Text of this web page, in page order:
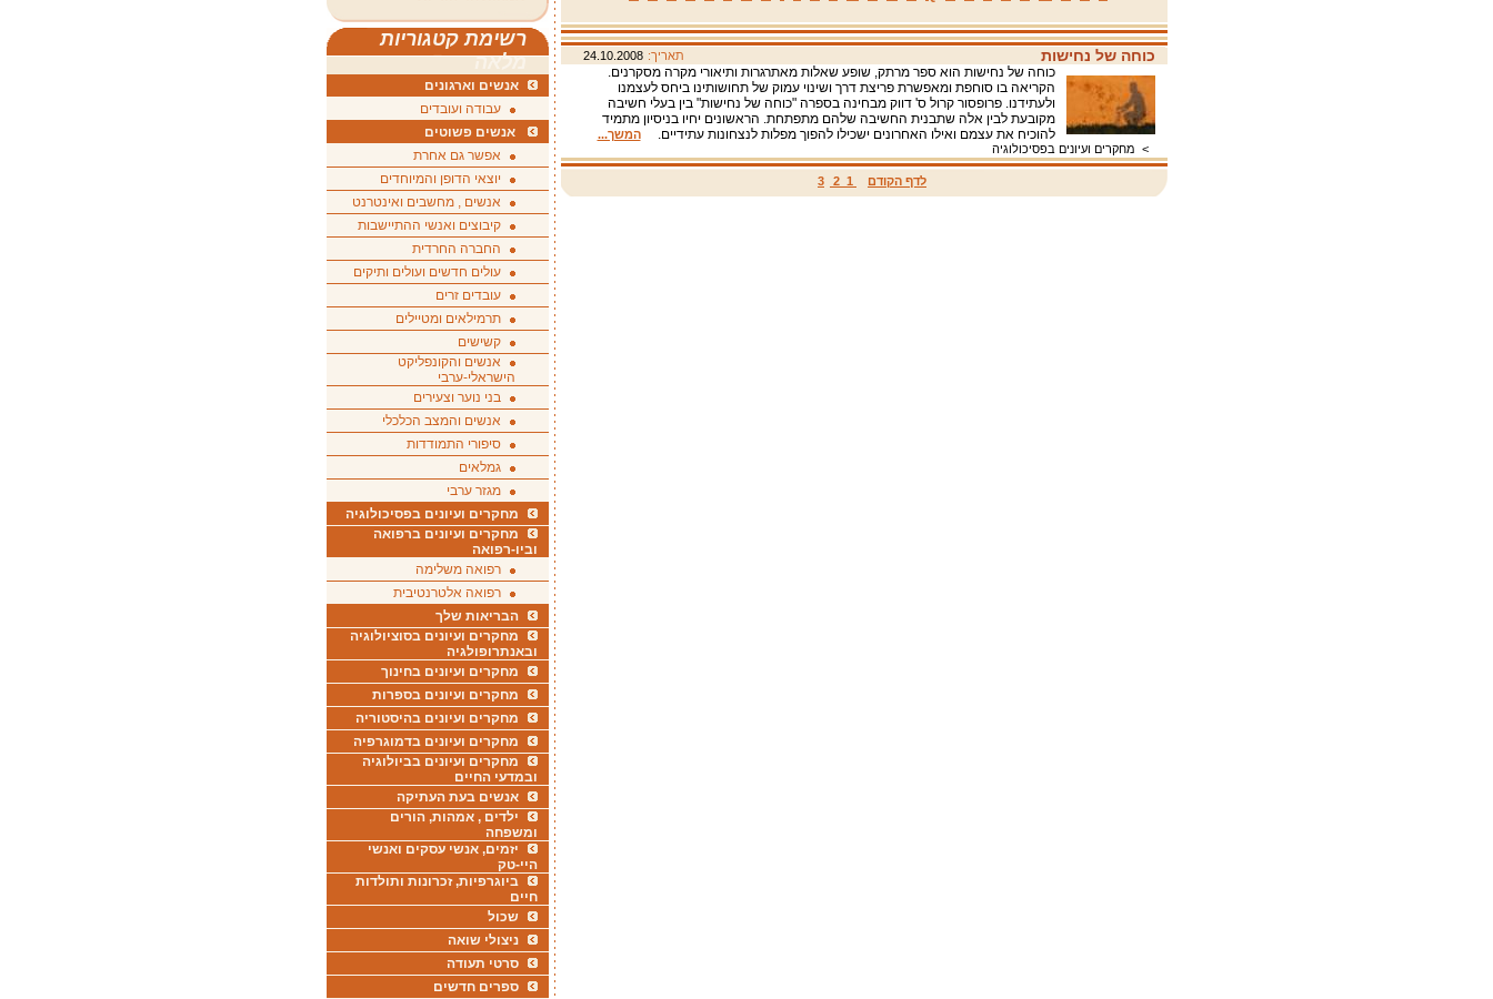
כוחה של נחישות תאריך: 24.10.2008
כוחה של נחישות הוא ספר מרתק, שופע שאלות מאתרגרות ותיאורי מקרה מסקרנים.
הקריאה בו סוחפת ומאפשרת פריצת דרך ושינוי עמוק של תחושותינו ביחס לעצמנו
ולעתידנו. פרופסור קרול ס' דווק מבחינה בספרה "כוחה של נחישות" בין בעלי חשיבה
מקובעת לבין אלה שתבנית החשיבה שלהם מתפתחת. הראשונים יחיו בניסיון מתמיד
להוכיח את עצמם ואילו האחרונים ישכילו להפוך מפלות לנצחונות עתידיים.המשך...
> מחקרים ועיונים בפסיכולוגיה
לדף הקודם 1
2
3
רשימת קטגוריות
מלאה
אנשים וארגונים
עבודה ועובדים
אנשים פשוטים
אפשר גם אחרת
יוצאי הדופן והמיוחדים
אנשים , מחשבים ואינטרנט
קיבוצים ואנשי ההתיישבות
החברה החרדית
עולים חדשים ועולים ותיקים
עובדים זרים
תרמילאים ומטיילים
קשישים
אנשים והקונפליקט
הישראלי-ערבי
בני נוער וצעירים
אנשים והמצב הכלכלי
סיפורי התמודדות
גמלאים
מגזר ערבי
מחקרים ועיונים בפסיכולוגיה
מחקרים ועיונים ברפואה
וביו-רפואה
רפואה משלימה
רפואה אלטרנטיבית
הבריאות שלך
מחקרים ועיונים בסוציולוגיה
ובאנתרופולגיה
מחקרים ועיונים בחינוך
מחקרים ועיונים בספרות
מחקרים ועיונים בהיסטוריה
מחקרים ועיונים בדמוגרפיה
מחקרים ועיונים בביולוגיה
ובמדעי החיים
אנשים בעת העתיקה
ילדים , אמהות, הורים
ומשפחה
יזמים, אנשי עסקים ואנשי
היי-טק
ביוגרפיות, זכרונות ותולדות
חיים
שכול
ניצולי שואה
סרטי תעודה
ספרים חדשים